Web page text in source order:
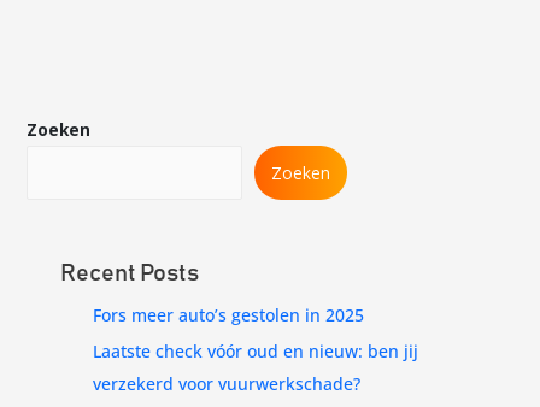
Zoeken
Zoeken
Recent Posts
Fors meer auto’s gestolen in 2025
Laatste check vóór oud en nieuw: ben jij
verzekerd voor vuurwerkschade?